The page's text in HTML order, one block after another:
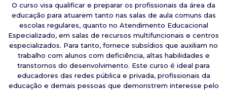
O curso visa qualificar e preparar os profissionais da área da
educação para atuarem tanto nas salas de aula comuns das
escolas regulares, quanto no Atendimento Educacional
Especializado, em salas de recursos multifuncionais e centros
especializados. Para tanto, fornece subsídios que auxiliam no
trabalho com alunos com deficiência, altas habilidades e
transtornos do desenvolvimento. Este curso é ideal para
educadores das redes pública e privada, profissionais da
educação e demais pessoas que demonstrem interesse pelo